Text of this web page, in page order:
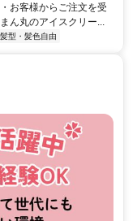
お客様からご注文を受
ん丸のアイスクリー...
髪型・髪色自由